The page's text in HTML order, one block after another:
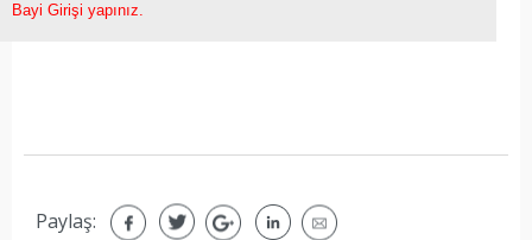
Bayi Girişi yapınız.
Paylaş: